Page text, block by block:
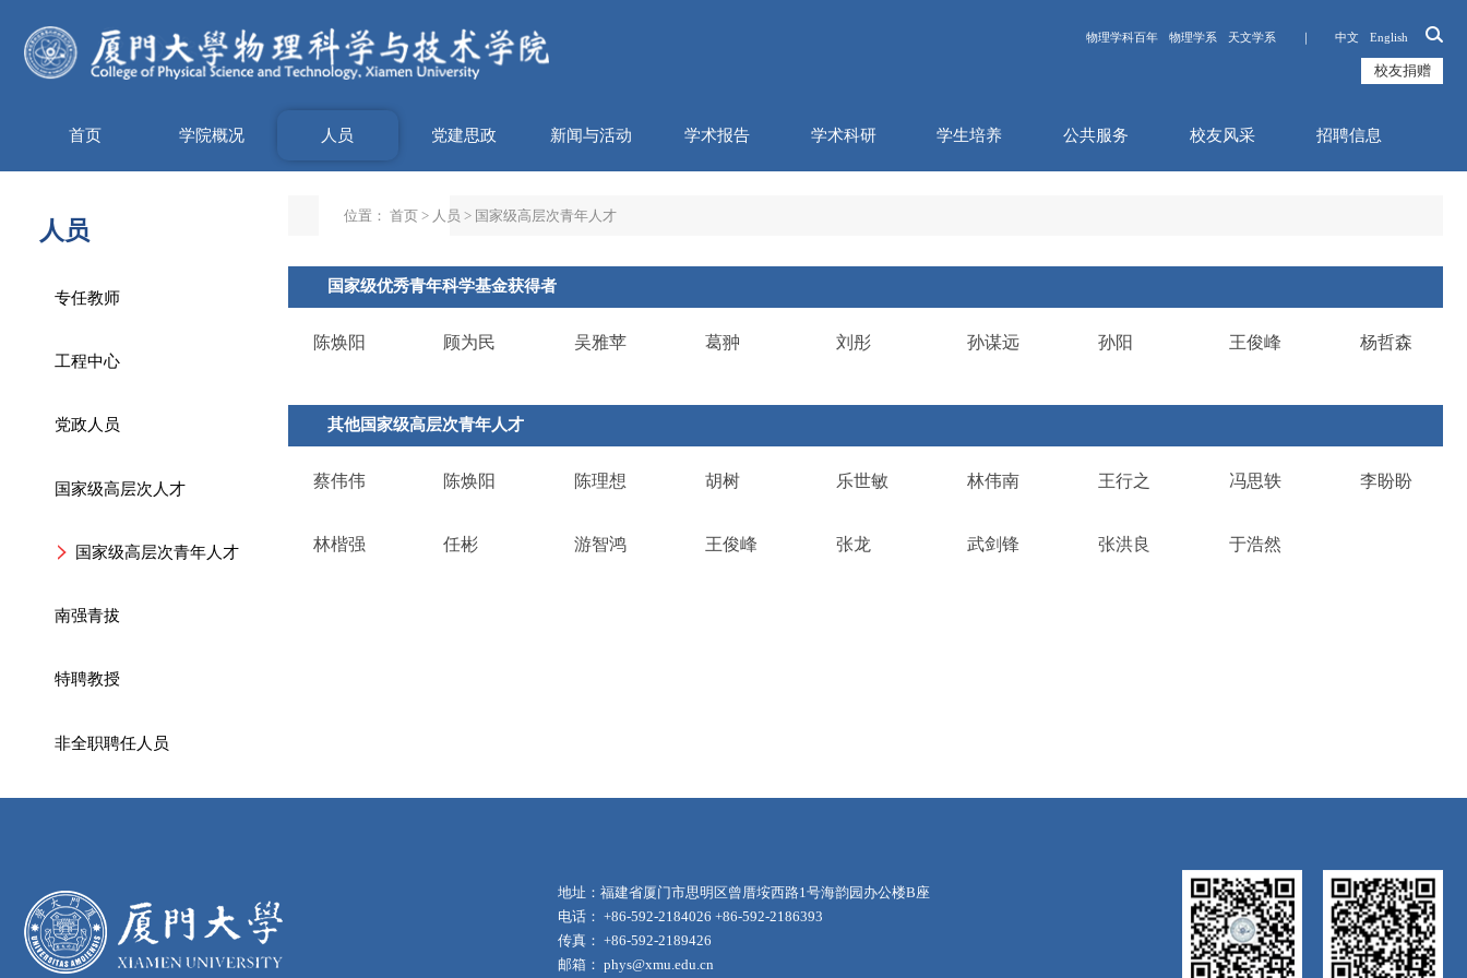
物理学科百年 物理学系 天文学系 ｜ 中文 English
校友捐赠
首页 学院概况 人员 党建思政 新闻与活动 学术报告 学术科研 学生培养 公共服务 校友风采 招聘信息
人员
专任教师
工程中心
党政人员
国家级高层次人才
国家级高层次青年人才
南强青拔
特聘教授
非全职聘任人员
位置： 首页> 人员 > 国家级高层次青年人才
国家级优秀青年科学基金获得者
陈焕阳 顾为民 吴雅苹 葛翀 刘彤 孙谋远 孙阳 王俊峰 杨哲森
其他国家级高层次青年人才
蔡伟伟 陈焕阳 陈理想 胡树 乐世敏 林伟南 王行之 冯思轶 李盼盼
林楷强 任彬 游智鸿 王俊峰 张龙 武剑锋 张洪良 于浩然
地址：福建省厦门市思明区曾厝垵西路1号海韵园办公楼B座
电话： +86-592-2184026 +86-592-2186393
传真： +86-592-2189426
邮箱： phys@xmu.edu.cn